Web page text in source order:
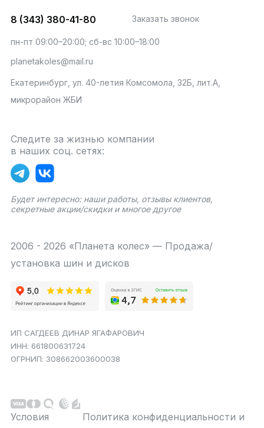
8 (343) 380-41-80 Заказать звонок
пн-пт 09:00–20:00; сб-вс 10:00–18:00
planetakoles@mail.ru
Екатеринбург, ул. 40-летия Комсомола, 32Б, лит.А,
микрорайон ЖБИ
Следите за жизнью компании
в наших соц. сетях:
Будет интересно: наши работы, отзывы клиентов,
секретные акции/скидки и многое другое
2006 - 2026 «Планета колес» — Продажа/
установка шин и дисков
ИП САГДЕЕВ ДИНАР ЯГАФАРОВИЧ
ИНН: 661800631724
ОГРНИП: 308662003600038
Условия
Политика конфиденциальности и